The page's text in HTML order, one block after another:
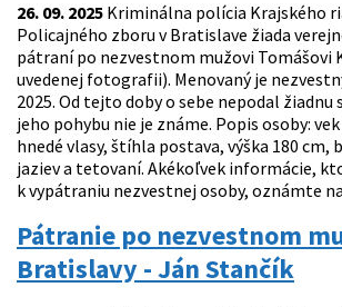
26. 09. 2025 Kriminálna polícia Krajského
Policajného zboru v Bratislave žiada
pátraní po nezvestnom mužovi Tomášovi
uvedenej fotografii). Menovaný je
2025. Od tejto doby o sebe nepodal žiadnu
jeho pohybu nie je známe. Popis osoby:
hnedé vlasy, štíhla postava, výška 180 cm,
jaziev a tetovaní. Akékoľvek informácie,
k vypátraniu nezvestnej osoby, oznámte
Pátranie po nezvestnom
Bratislavy - Ján Stančík